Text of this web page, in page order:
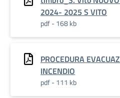
2024- 2025 S VITO
pdf - 168 kb
PROCEDURA
INCENDIO
pdf - 111 kb